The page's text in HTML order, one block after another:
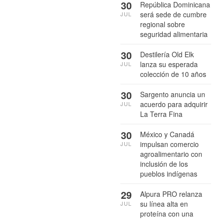
República Dominicana
será sede de cumbre
regional sobre
seguridad alimentaria
30
JUL
Destilería Old Elk
lanza su esperada
colección de 10 años
30
JUL
Sargento anuncia un
acuerdo para adquirir
La Terra Fina
30
JUL
México y Canadá
impulsan comercio
agroalimentario con
inclusión de los
pueblos indígenas
30
JUL
Alpura PRO relanza
su línea alta en
proteína con una
29
JUL